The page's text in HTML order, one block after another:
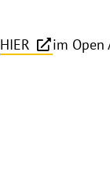
HIER
im Open